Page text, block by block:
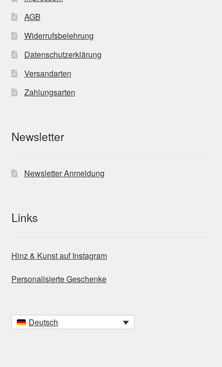
AGB
Widerrufsbelehrung
Datenschutzerklärung
Versandarten
Zahlungsarten
Newsletter
Newsletter Anmeldung
Links
Hinz & Kunst auf Instagram
Personalisierte Geschenke
Deutsch